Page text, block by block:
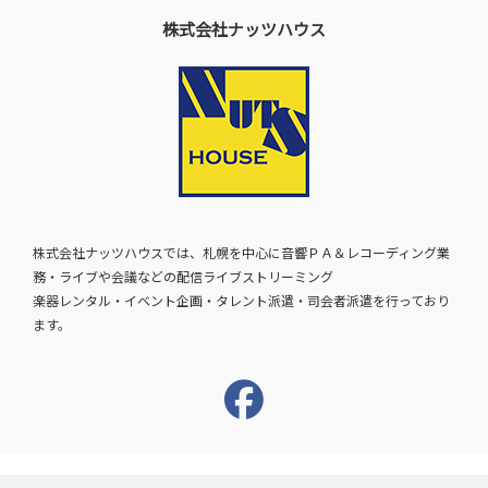
株式会社ナッツハウス
株式会社ナッツハウスでは、札幌を中心に音響ＰＡ＆レコーディング業
務・ライブや会議などの配信ライブストリーミング
楽器レンタル・イベント企画・タレント派遣・司会者派遣を行っており
ます。